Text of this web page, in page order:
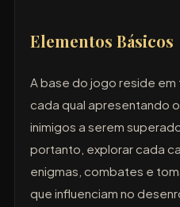
Elementos Básicos
A base do jogo reside em
cada qual apresentando
inimigos a serem
portanto, explorar cada
enigmas, combates e
que influenciam no